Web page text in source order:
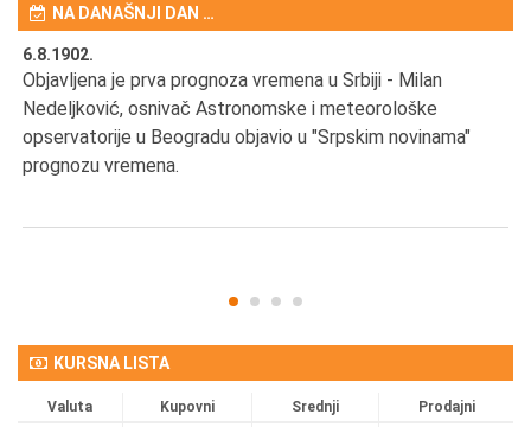
NA DANAŠNJI DAN …
6.8.1902.
Objavljena je prva prognoza vremena u Srbiji - Milan
Nedeljković, osnivač Astronomske i meteorološke
opservatorije u Beogradu objavio u "Srpskim novinama"
prognozu vremena.
KURSNA LISTA
Valuta Kupovni Srednji Prodajni